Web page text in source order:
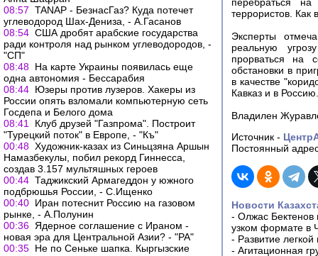
08:57 TANAP - БезнасГаз? Куда потечет
углеводород Шах-Дениза, - А.Гасанов
08:54 США дробят арабские государства
ради контроля над рынком углеводородов, -
"СП"
08:48 На карте Украины появилась еще
одна автономия - Бессарабия
08:44 Юзеры против лузеров. Хакеры из
России опять взломали компьютерную сеть
Госдепа и Белого дома
08:41
Клуб друзей "Газпрома". Построит
"Турецкий поток" в Европе, - "Къ"
00:48 Художник-казах из Синьцзяна Аршын
Намазбекулы, побил рекорд Гиннесса,
создав 3.157 мультяшных героев
00:44 Таджикский Армагеддон у южного
подбрюшья России, - С.Ищенко
00:40 Иран потеснит Россию на газовом
рынке, - А.Полунин
00:36 Ядерное соглашение с Ираном -
новая эра для Центральной Азии? - "РА"
00:35 Не по Сеньке шапка. Кыргызские
террористов. Как
Эксперты
реальную
прорваться на
обстановки в
в качестве
Кавказ и в Россию.
Владилен
Источник -
Постоянный
Новости
- Олжас Бектенов
узком формате в
- Развитие
- Агитационная